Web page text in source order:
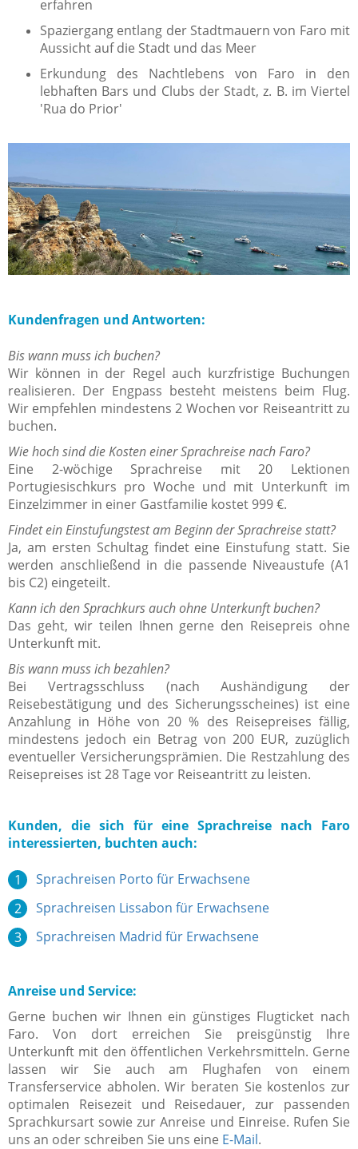
erfahren
Spaziergang entlang der Stadtmauern von Faro mit
Aussicht auf die Stadt und das Meer
Erkundung des Nachtlebens von Faro in den
lebhaften Bars und Clubs der Stadt, z. B. im Viertel
'Rua do Prior'
Kundenfragen und Antworten:
Bis wann muss ich buchen?
Wir können in der Regel auch kurzfristige Buchungen
realisieren. Der Engpass besteht meistens beim Flug.
Wir empfehlen mindestens 2 Wochen vor Reiseantritt zu
buchen.
Wie hoch sind die Kosten einer Sprachreise nach Faro?
Eine 2-wöchige Sprachreise mit 20 Lektionen
Portugiesischkurs pro Woche und mit Unterkunft im
Einzelzimmer in einer Gastfamilie kostet 999 €.
Findet ein Einstufungstest am Beginn der Sprachreise statt?
Ja, am ersten Schultag findet eine Einstufung statt. Sie
werden anschließend in die passende Niveaustufe (A1
bis C2) eingeteilt.
Kann ich den Sprachkurs auch ohne Unterkunft buchen?
Das geht, wir teilen Ihnen gerne den Reisepreis ohne
Unterkunft mit.
Bis wann muss ich bezahlen?
Bei Vertragsschluss (nach Aushändigung der
Reisebestätigung und des Sicherungsscheines) ist eine
Anzahlung in Höhe von 20 % des Reisepreises fällig,
mindestens jedoch ein Betrag von 200 EUR, zuzüglich
eventueller Versicherungsprämien. Die Restzahlung des
Reisepreises ist 28 Tage vor Reiseantritt zu leisten.
Kunden, die sich für eine Sprachreise nach Faro
interessierten, buchten auch:
Sprachreisen Porto für Erwachsene
Sprachreisen Lissabon für Erwachsene
Sprachreisen Madrid für Erwachsene
Anreise und Service:
Gerne buchen wir Ihnen ein günstiges Flugticket nach
Faro. Von dort erreichen Sie preisgünstig Ihre
Unterkunft mit den öffentlichen Verkehrsmitteln. Gerne
lassen wir Sie auch am Flughafen von einem
Transferservice abholen. Wir beraten Sie kostenlos zur
optimalen Reisezeit und Reisedauer, zur passenden
Sprachkursart sowie zur Anreise und Einreise. Rufen Sie
uns an oder schreiben Sie uns eine E-Mail.